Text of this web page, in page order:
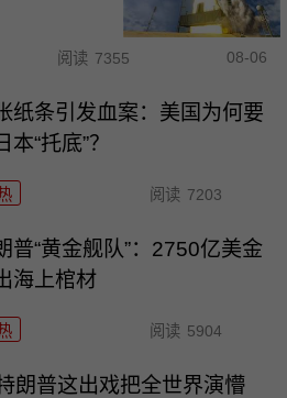
阅读 7355 08-06
纸条引发血案：美国为何要
本“托底”？
阅读 7203
普“黄金舰队”：2750亿美金
海上棺材
阅读 5904
朗普这出戏把全世界演懵